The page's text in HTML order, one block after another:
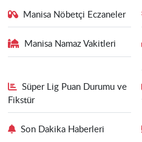
Manisa Nöbetçi Eczaneler
Manisa Namaz Vakitleri
Süper Lig Puan Durumu ve
Fikstür
Son Dakika Haberleri